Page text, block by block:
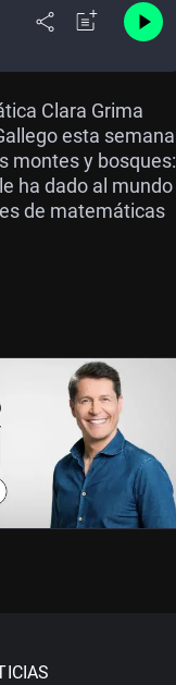
Clara Grima
esta semana
montes y bosques:
ha dado al mundo
de matemáticas